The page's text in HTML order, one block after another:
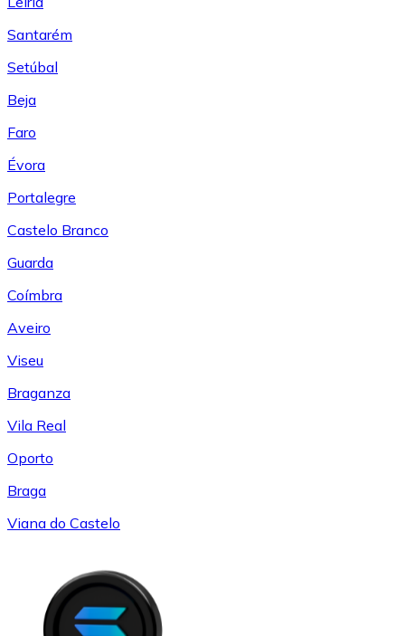
Santarém
Setúbal
Beja
Faro
Évora
Portalegre
Castelo Branco
Guarda
Coímbra
Aveiro
Viseu
Braganza
Vila Real
Oporto
Braga
Viana do Castelo